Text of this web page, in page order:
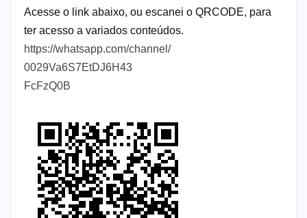
Acesse o link abaixo, ou escanei o QRCODE, para
ter acesso a variados conteúdos.
https://whatsapp.com/channel/
0029Va6S7EtDJ6H43
FcFzQ0B